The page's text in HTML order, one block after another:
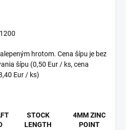
hrotom. Cena šípu je bez
šípu (0,50 Eur / ks, cena
Eur / ks)
STOCK
LENGTH
4MM ZINC
POINT